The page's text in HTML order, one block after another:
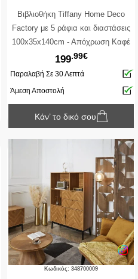
Βιβλιοθήκη Tiffany Home Deco
Factory με 5 ράφια και διαστάσεις
100x35x140cm - Aπόχρωση Καφέ
199.99€
Παραλαβή Σε 30 Λεπτά
Άμεση Αποστολή
Κάν’ το δικό σου
Κωδικός: 348700009